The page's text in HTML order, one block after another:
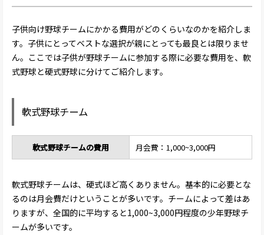
子供向け野球チームにかかる費用がどのくらいなのかを紹介しま
す。子供にとってベストな選択が親にとっても最良とは限りませ
ん。ここでは子供が野球チームに参加する際に必要な費用を、軟
式野球と硬式野球に分けてご紹介します。
軟式野球チーム
軟式野球チームの費用 月会費：1,000~3,000円
軟式野球チームは、硬式ほど高くありません。基本的に必要とな
るのは月会費だけということが多いです。チームによって差はあ
りますが、全国的に平均すると1,000~3,000円程度の少年野球チ
ームが多いです。